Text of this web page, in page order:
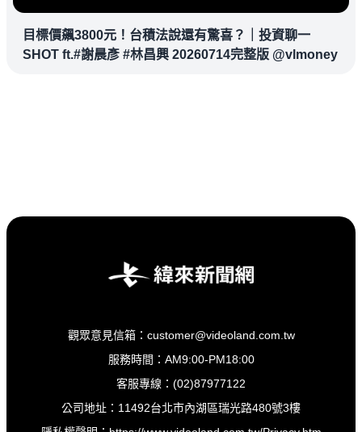
目標價飆3800元！台積法說還有驚喜？｜投資聊一
SHOT ft.#謝晨彥 #林昌興 20260714完整版 @vlmoney
觀眾意見信箱：customer@videoland.com.tw
服務時間：AM9:00-PM18:00
客服專線：(02)87977122
公司地址：11492台北市內湖區瑞光路480號3樓